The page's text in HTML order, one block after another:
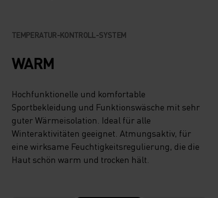
TEMPERATUR-KONTROLL-SYSTEM
WARM
Hochfunktionelle und komfortable
Sportbekleidung und Funktionswäsche mit sehr
guter Wärmeisolation. Ideal für alle
Winteraktivitäten geeignet. Atmungsaktiv, für
eine wirksame Feuchtigkeitsregulierung, die die
Haut schön warm und trocken hält.